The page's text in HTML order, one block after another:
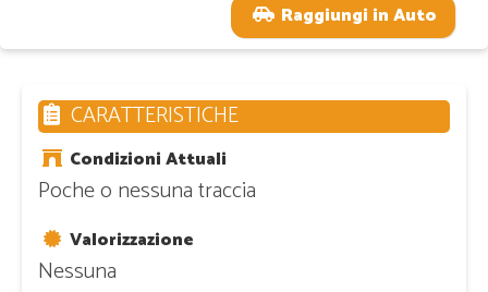
Raggiungi in Auto
CARATTERISTICHE
Condizioni Attuali
Poche o nessuna traccia
Valorizzazione
Nessuna